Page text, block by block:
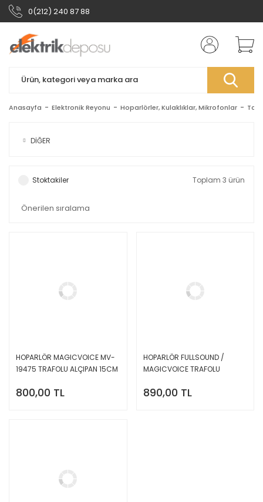
0(212) 240 87 88
Anasayfa Elektronik Reyonu Hoparlörler, Kulaklıklar, Mikrofonlar
DİĞER
Stoktakiler Toplam 3 ürün
HOPARLÖR MAGICVOICE MV-
19475 TRAFOLU ALÇIPAN 15CM
800,00 TL
HOPARLÖR FULLSOUND /
MAGICVOICE TRAFOLU
890,00 TL